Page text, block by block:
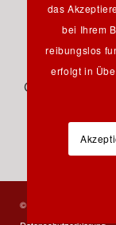
Hauptstraße
Germany - Tel.:
© 2023 Verlag Dr.
das
bei Ihrem
reibungslos
erfolgt in